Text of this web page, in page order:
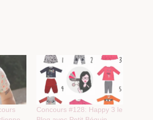
Concours #128: Happy 3 le